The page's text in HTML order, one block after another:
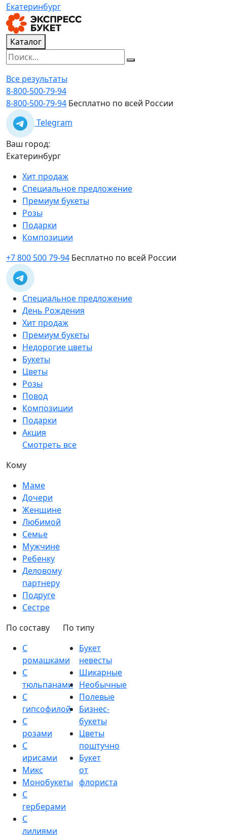
Екатеринбург
Каталог
Все результаты
8-800-500-79-94
8-800-500-79-94 Бесплатно по всей России
Telegram
Ваш город:
Екатеринбург
Хит продаж
Специальное предложение
Премиум букеты
Розы
Подарки
Композиции
+7 800 500 79-94 Бесплатно по всей России
Специальное предложение
День Рождения
Хит продаж
Премиум букеты
Недорогие цветы
Букеты
Цветы
Розы
Повод
Композиции
Подарки
Акция
Смотреть все
Кому
Маме
Дочери
Женщине
Любимой
Семье
Мужчине
Ребенку
Деловому
партнеру
Подруге
Сестре
По составу
С
ромашками
С
тюльпанами
С
гипсофилой
С
розами
С
ирисами
Микс
Монобукеты
С
герберами
С
лилиями
По типу
Букет
невесты
Шикарные
Необычные
Полевые
Бизнес-
букеты
Цветы
поштучно
Букет
от
флориста